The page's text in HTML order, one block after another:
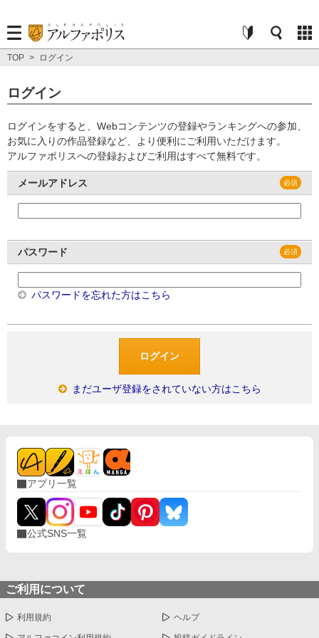
TOP > ログイン
ログイン
ログインをすると、Webコンテンツの登録やランキングへの参加、
お気に入りの作品登録など、より便利にご利用いただけます。
アルファポリスへの登録およびご利用はすべて無料です。
メールアドレス
パスワード
パスワードを忘れた方はこちら
まだユーザ登録をされていない方はこちら
アプリ一覧
公式SNS一覧
ご利用について
利用規約 ヘルプ